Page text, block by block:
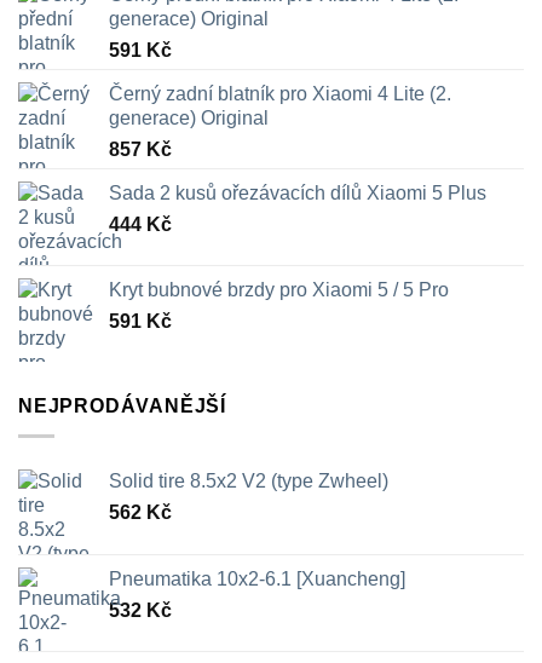
generace) Original
591 Kč
Černý zadní blatník pro Xiaomi 4 Lite (2.
generace) Original
857 Kč
Sada 2 kusů ořezávacích dílů Xiaomi 5 Plus
444 Kč
Kryt bubnové brzdy pro Xiaomi 5 / 5 Pro
591 Kč
NEJPRODÁVANĚJŠÍ
Solid tire 8.5x2 V2 (type Zwheel)
562 Kč
Pneumatika 10x2-6.1 [Xuancheng]
532 Kč